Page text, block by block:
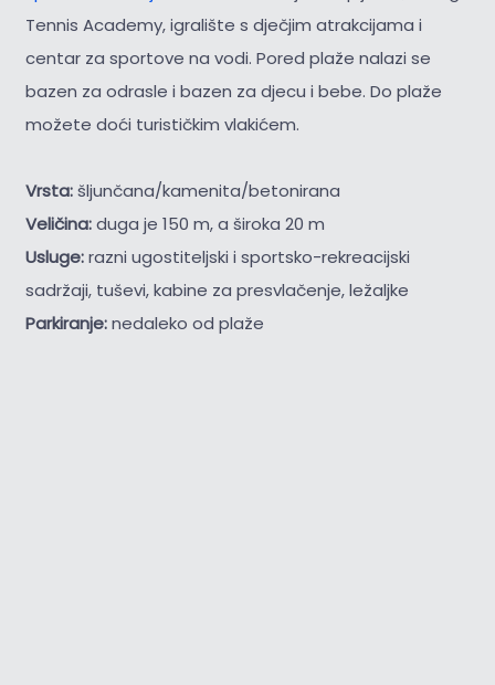
Tennis Academy, igralište s dječjim atrakcijama i
centar za sportove na vodi. Pored plaže nalazi se
bazen za odrasle i bazen za djecu i bebe. Do plaže
možete doći turističkim vlakićem.
Vrsta:šljunčana/kamenita/betonirana
Veličina:duga je 150 m, a široka 20 m
Usluge:razni ugostiteljski i sportsko-rekreacijski
sadržaji, tuševi, kabine za presvlačenje, ležaljke
Parkiranje:nedaleko od plaže